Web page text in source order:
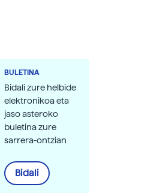
BULETINA
Bidali zure helbide
elektronikoa eta
jaso asteroko
buletina zure
sarrera-ontzian
Bidali